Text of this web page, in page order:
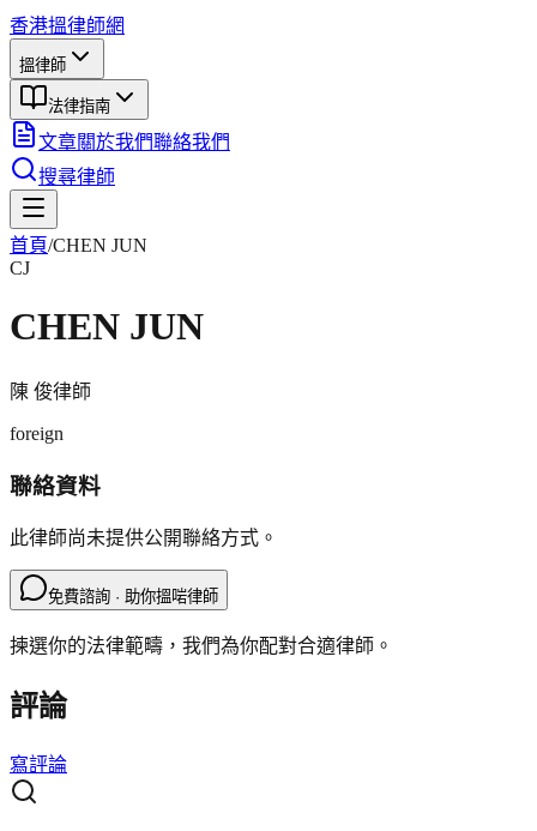
香港搵律師網
搵律師
法律指南
文章關於我們聯絡我們
搜尋律師
首頁/CHEN JUN
CJ
CHEN JUN
陳 俊律師
foreign
聯絡資料
此律師尚未提供公開聯絡方式。
免費諮詢 · 助你搵啱律師
揀選你的法律範疇，我們為你配對合適律師。
評論
寫評論